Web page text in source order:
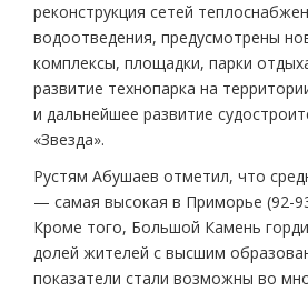
реконструкция сетей
водоотведения, предусмотрены
комплексы, площадки, парки
развитие технопарка на
и дальнейшее развитие
«Звезда».
Рустям Абушаев отметил, что
— самая высокая в Приморье (92-
Кроме того, Большой Камень
долей жителей с высшим
показатели стали возможны во